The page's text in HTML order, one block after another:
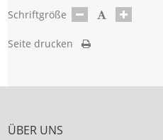
Schriftgröße
Seite drucken
ÜBER UNS